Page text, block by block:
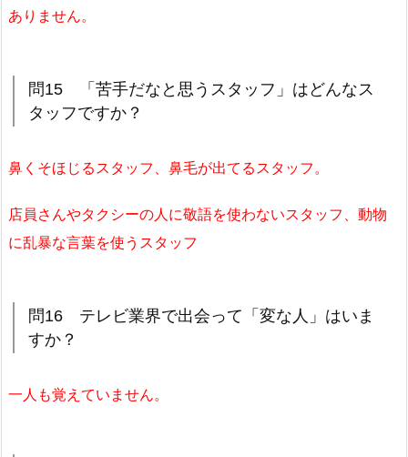
ありません。
問15 「苦手だなと思うスタッフ」はどんなス
タッフですか？
鼻くそほじるスタッフ、鼻毛が出てるスタッフ。
店員さんやタクシーの人に敬語を使わないスタッフ、動物
に乱暴な言葉を使うスタッフ
問16 テレビ業界で出会って「変な人」はいま
すか？
一人も覚えていません。